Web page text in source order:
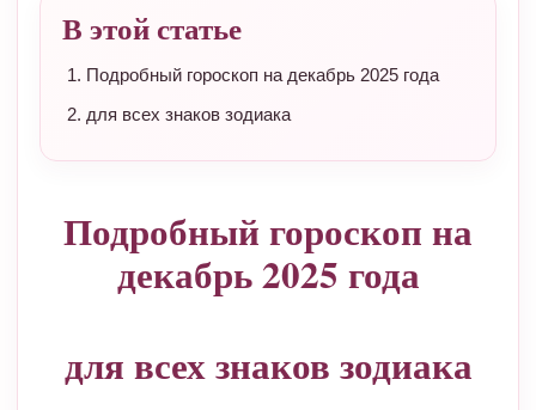
В этой статье
Подробный гороскоп на декабрь 2025 года
для всех знаков зодиака
Подробный гороскоп на
декабрь 2025 года
для всех знаков зодиака